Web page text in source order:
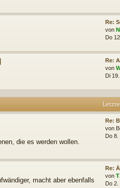
Re:
von
Do
Re:
von
Di
die es werden wollen.
Re:
von
Do 8.
macht aber ebenfalls
Re:
von
Do 2.